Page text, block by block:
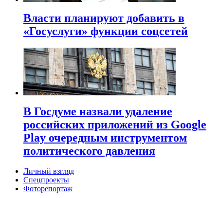
Власти планируют добавить в
«Госуслуги» функции соцсетей
В Госдуме назвали удаление
российских приложений из Google
Play очередным инструментом
политического давления
Личный взгляд
Спецпроекты
Фоторепортаж